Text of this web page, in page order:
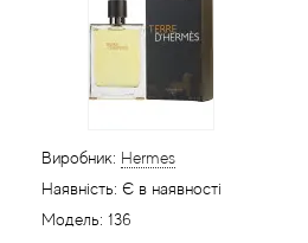
Виробник: Hermes
Наявність: Є в наявності
Модель: 136